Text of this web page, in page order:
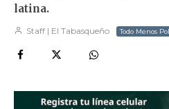
latina.
Staff | El Tabasqueño Todo Menos